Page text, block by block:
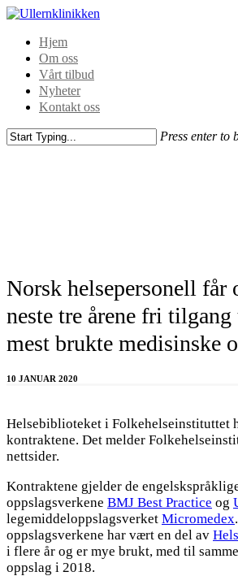
Hjem
Om oss
Vårt tilbud
Nyheter
Kontakt oss
Press enter to
Norsk helsepersonell får
neste tre årene fri
mest brukte medisinske
10 JANUAR 2020
Helsebiblioteket i Folkehelseinstituttet
kontraktene. Det melder
nettsider.
Kontraktene gjelder de
oppslagsverkene BMJ Best Practice og
legemiddeloppslagsverket Micromedex
oppslagsverkene har vært en del av
i flere år og er mye brukt, med til
oppslag i 2018.